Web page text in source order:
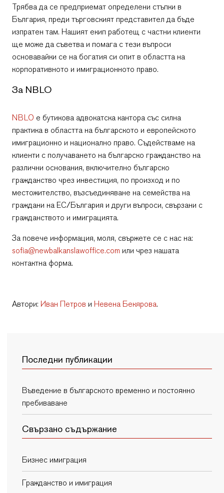
Трябва да се предприемат определени стъпки в
България, преди търговският представител да бъде
изпратен там. Нашият екип работещ с частни клиенти
ще може да съветва и помага с тези въпроси
основавайки се на богатия си опит в областта на
корпоративното и имиграционното право.
За NBLO
NBLO е бутикова адвокатска кантора със силна
практика в областта на българското и европейското
имиграционно и национално право. Съдействаме на
клиенти с получаването на българско гражданство на
различни основания, включително българско
гражданство чрез инвестиция, по произход и по
местожителство, възсъединяване на семейства на
граждани на ЕС/България и други въпроси, свързани с
гражданството и имиграцията.
За повече информация, моля, свържете се с нас на:
sofia@newbalkanslawoffice.com или чрез нашата
контактна форма.
Автори: Иван Петров и Невена Бекярова.
Последни публикации
Въведение в българското временно и постоянно
пребиваване
Свързано съдържание
Бизнес имиграция
Гражданство и имиграция